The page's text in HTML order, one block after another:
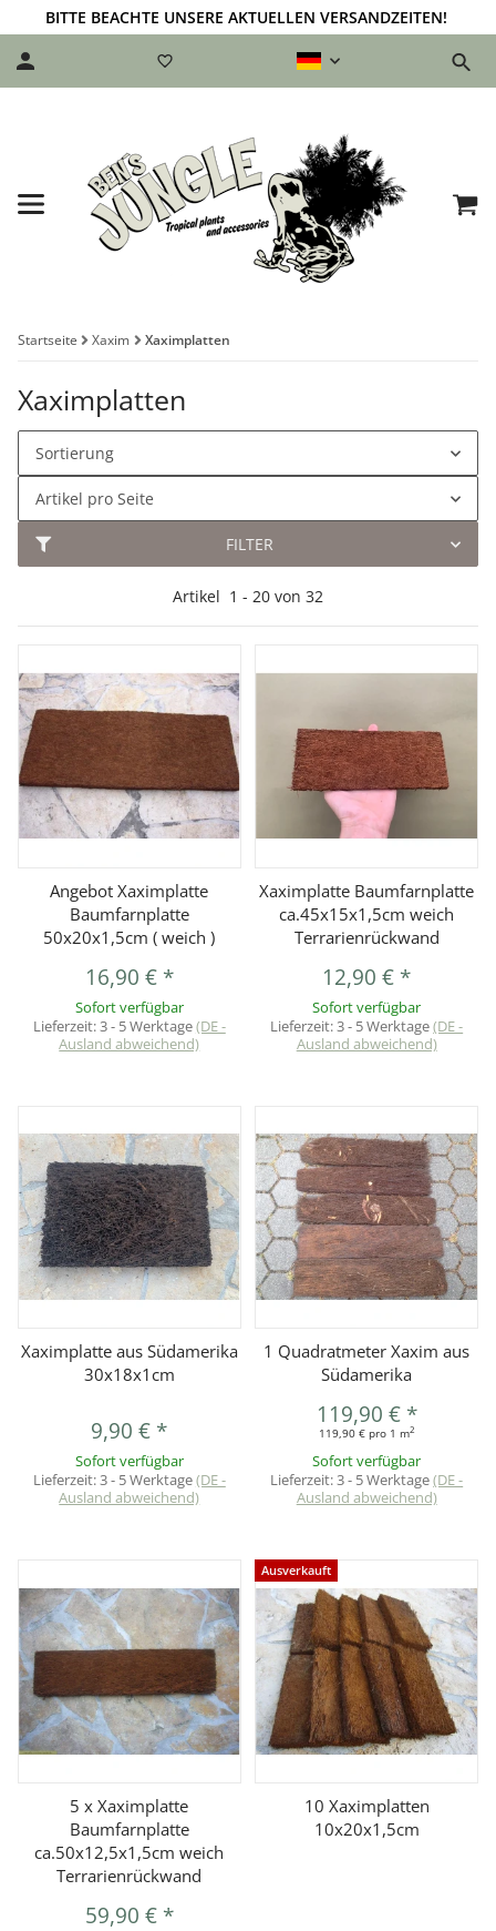
BITTE BEACHTE UNSERE AKTUELLEN VERSANDZEITEN!
Startseite Xaxim Xaximplatten
Xaximplatten
FILTER
Sortierung
Artikel pro Seite
Artikel 1 - 20 von 32
Angebot Xaximplatte
Baumfarnplatte
50x20x1,5cm ( weich )
16,90 € *
Sofort verfügbar
Lieferzeit:3 - 5 Werktage(DE -
Ausland abweichend)
Xaximplatte Baumfarnplatte
ca.45x15x1,5cm weich
Terrarienrückwand
12,90 € *
Sofort verfügbar
Lieferzeit:3 - 5 Werktage(DE -
Ausland abweichend)
Xaximplatte aus Südamerika
30x18x1cm
9,90 € *
Sofort verfügbar
Lieferzeit:3 - 5 Werktage(DE -
Ausland abweichend)
1 Quadratmeter Xaxim aus
Südamerika
119,90 € *
119,90 € pro 1 m2
Sofort verfügbar
Lieferzeit:3 - 5 Werktage(DE -
Ausland abweichend)
5 x Xaximplatte
Baumfarnplatte
ca.50x12,5x1,5cm weich
Terrarienrückwand
59,90 € *
Ausverkauft
10 Xaximplatten
10x20x1,5cm